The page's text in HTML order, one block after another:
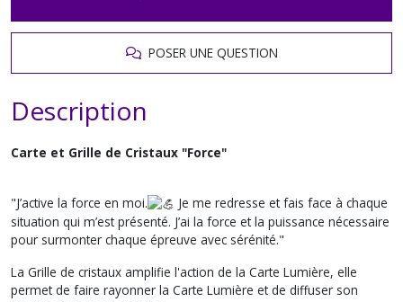
POSER UNE QUESTION
Description
Carte et Grille de Cristaux "Force"
"J’active la force en moi.
Je me redresse et fais face à chaque
situation qui m’est présenté. J’ai la force et la puissance nécessaire
pour surmonter chaque épreuve avec sérénité."
La Grille de cristaux amplifie l'action de la Carte Lumière, elle
permet de faire rayonner la Carte Lumière et de diffuser son